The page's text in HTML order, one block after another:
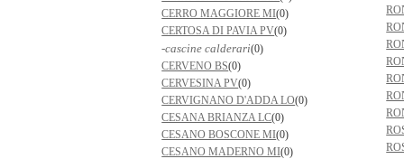
CERRO MAGGIORE MI(0)
CERTOSA DI PAVIA PV(0)
-cascine calderari(0)
CERVENO BS(0)
CERVESINA PV(0)
CERVIGNANO D'ADDA LO(0)
CESANA BRIANZA LC(0)
CESANO BOSCONE MI(0)
CESANO MADERNO MI(0)